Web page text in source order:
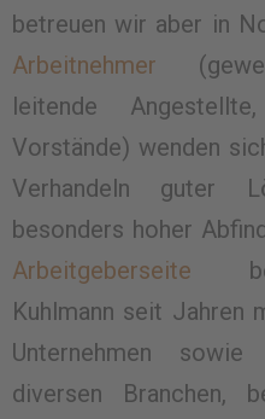
betreuen wir aber in
Arbeitnehmer
leitende
Vorstände) wenden
Verhandeln guter
besonders hoher
Arbeitgeberseite
Kuhlmann seit Jahren
Unternehmen
diversen Branchen,